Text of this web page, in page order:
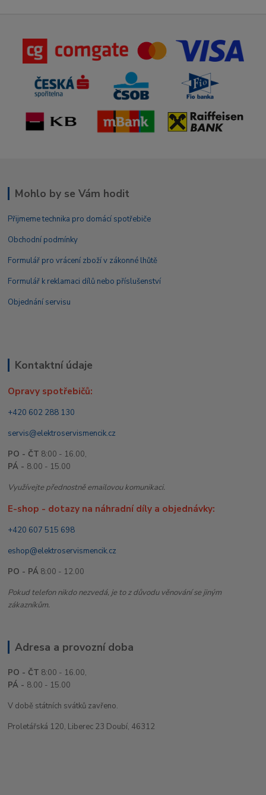
Mohlo by se Vám hodit
Přijmeme technika pro domácí spotřebiče
Obchodní podmínky
Formulář pro vrácení zboží v zákonné lhůtě
Formulář k reklamaci dílů nebo příslušenství
Objednání servisu
Kontaktní údaje
Opravy spotřebičů:
+420 602 288 130
servis@elektroservismencik.cz
PO - ČT 8:00 - 16.00,
PÁ - 8.00 - 15.00
Využívejte přednostně emailovou komunikaci.
E-shop - dotazy na náhradní díly a objednávky:
+420 607 515 698
eshop@elektroservismencik.cz
PO - PÁ 8:00 - 12.00
Pokud telefon nikdo nezvedá, je to z důvodu věnování se jiným
zákazníkům.
Adresa a provozní doba
PO - ČT 8:00 - 16.00,
PÁ - 8.00 - 15.00
V době státních svátků zavřeno.
Proletářská 120, Liberec 23 Doubí, 46312